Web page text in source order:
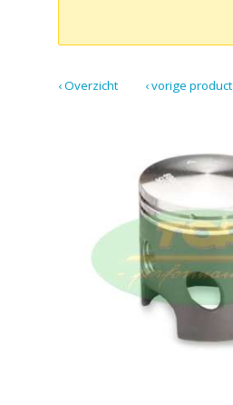
‹ Overzicht ‹ vorige product